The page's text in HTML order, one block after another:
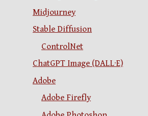
Midjourney
Stable Diffusion
ControlNet
ChatGPT Image (DALL·E)
Adobe
Adobe Firefly